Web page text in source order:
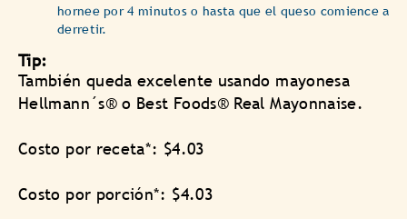
hornee por 4 minutos o hasta que el queso comience a
derretir.
Tip:
También queda excelente usando mayonesa
Hellmann´s® o Best Foods® Real Mayonnaise.
Costo por receta*: $4.03
Costo por porción*: $4.03